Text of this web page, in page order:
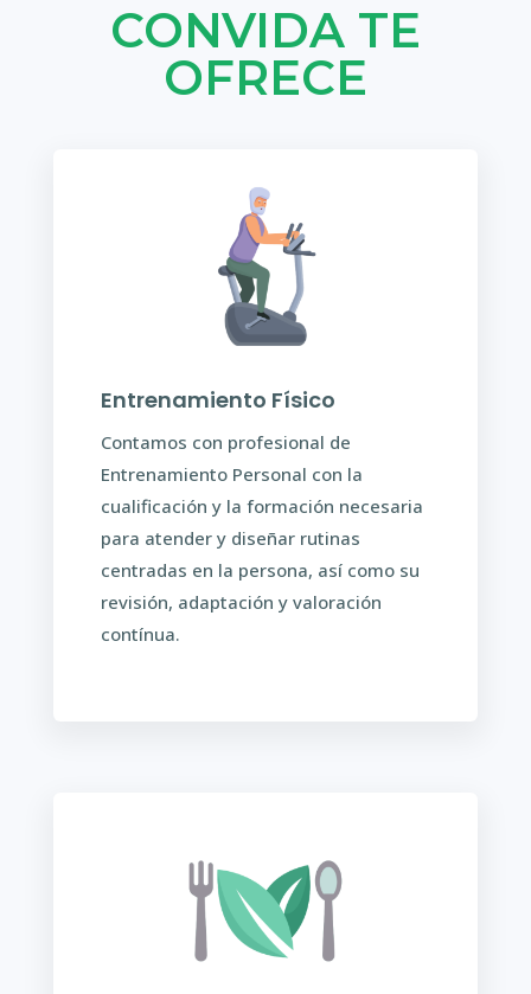
CONVIDA TE
OFRECE
Entrenamiento Físico
Contamos con profesional de
Entrenamiento Personal con la
cualificación y la formación necesaria
para atender y diseñar rutinas
centradas en la persona, así como su
revisión, adaptación y valoración
contínua.